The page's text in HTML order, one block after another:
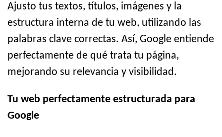
Ajusto tus textos, títulos, imágenes y la
estructura interna de tu web, utilizando las
palabras clave correctas. Así, Google entiende
perfectamente de qué trata tu página,
mejorando su relevancia y visibilidad.
Tu web perfectamente estructurada para
Google